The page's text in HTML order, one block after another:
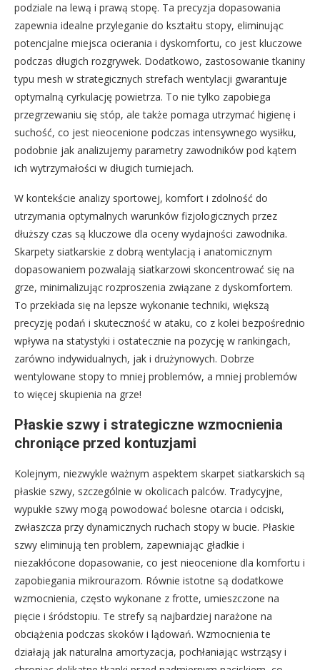
podziale na lewą i prawą stopę. Ta precyzja dopasowania
zapewnia idealne przyleganie do kształtu stopy, eliminując
potencjalne miejsca ocierania i dyskomfortu, co jest kluczowe
podczas długich rozgrywek. Dodatkowo, zastosowanie tkaniny
typu mesh w strategicznych strefach wentylacji gwarantuje
optymalną cyrkulację powietrza. To nie tylko zapobiega
przegrzewaniu się stóp, ale także pomaga utrzymać higienę i
suchość, co jest nieocenione podczas intensywnego wysiłku,
podobnie jak analizujemy parametry zawodników pod kątem
ich wytrzymałości w długich turniejach.
W kontekście analizy sportowej, komfort i zdolność do
utrzymania optymalnych warunków fizjologicznych przez
dłuższy czas są kluczowe dla oceny wydajności zawodnika.
Skarpety siatkarskie z dobrą wentylacją i anatomicznym
dopasowaniem pozwalają siatkarzowi skoncentrować się na
grze, minimalizując rozproszenia związane z dyskomfortem.
To przekłada się na lepsze wykonanie techniki, większą
precyzję podań i skuteczność w ataku, co z kolei bezpośrednio
wpływa na statystyki i ostatecznie na pozycję w rankingach,
zarówno indywidualnych, jak i drużynowych. Dobrze
wentylowane stopy to mniej problemów, a mniej problemów
to więcej skupienia na grze!
Płaskie szwy i strategiczne wzmocnienia
chroniące przed kontuzjami
Kolejnym, niezwykle ważnym aspektem skarpet siatkarskich są
płaskie szwy, szczególnie w okolicach palców. Tradycyjne,
wypukłe szwy mogą powodować bolesne otarcia i odciski,
zwłaszcza przy dynamicznych ruchach stopy w bucie. Płaskie
szwy eliminują ten problem, zapewniając gładkie i
niezakłócone dopasowanie, co jest nieocenione dla komfortu i
zapobiegania mikrourazom. Równie istotne są dodatkowe
wzmocnienia, często wykonane z frotte, umieszczone na
pięcie i śródstopiu. Te strefy są najbardziej narażone na
obciążenia podczas skoków i lądowań. Wzmocnienia te
działają jak naturalna amortyzacja, pochłaniając wstrząsy i